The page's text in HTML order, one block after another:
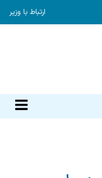
ارتباط با وزیر